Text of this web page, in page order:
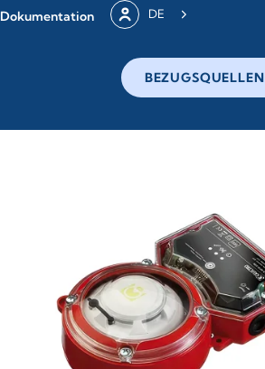
Dokumentation DE
BEZUGSQUELLEN